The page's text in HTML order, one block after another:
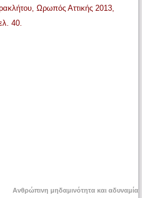
Ωρωπός Αττικής 2013,
40.
Ανθρώπινη μηδαμινότητα και αδυναμία